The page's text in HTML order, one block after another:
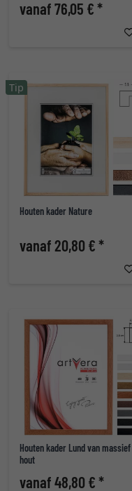
vanaf 76,05 € *
Houten kader Nature
vanaf 20,80 € *
Tip
Houten kader Lund van massief
hout
vanaf 48,80 € *